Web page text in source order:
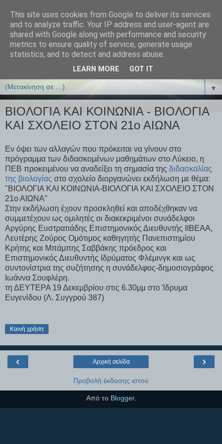
ΒΙΟΛΟΓΙΑonline.gr
Online Μαθήματα Βιολογίας
▼
ΒΙΟΛΟΓΙΑ ΚΑΙ ΚΟΙΝΩΝΙΑ - ΒΙΟΛΟΓΙΑ
ΚΑΙ ΣΧΟΛΕΙΟ ΣΤΟΝ 21ο ΑΙΩΝΑ
Εν όψει των αλλαγών που πρόκειται να γίνουν στο
πρόγραμμα των διδασκομένων μαθημάτων στο Λύκειο, η
ΠΕΒ προκειμένου να αναδείξει τη σημασία της διδασκαλίας
της βιολογίας στο σχολείο διοργανώνει εκδήλωση με θέμα:
"ΒΙΟΛΟΓΙΑ ΚΑΙ ΚΟΙΝΩΝΙΑ-ΒΙΟΛΟΓΙΑ ΚΑΙ ΣΧΟΛΕΙΟ ΣΤΟΝ
21ο ΑΙΩΝΑ"
Στην εκδήλωση έχουν προσκληθεί και αποδέχθηκαν να
συμμετέχουν ως ομιλητές οι διακεκριμένοι συνάδελφοι
Αργύρης Ευστρατιάδης Επιστημονικός Διευθυντής ΙΙΒΕΑΑ,
Λευτέρης Ζούρος Ομότιμος καθηγητής Πανεπιστημίου
Κρήτης και Μπάμπης Σαββάκης πρόεδρος και
Επιστημονικός Διευθυντής Ιδρύματος Φλέμινγκ και ως
συντονίστρια της συζήτησης η συνάδελφος-δημοσιογράφος
Ιωάννα Σουφλέρη.
τη ΔΕΥΤΕΡΑ 19 Δεκεμβρίου στις 6.30μμ στο Ίδρυμα
Ευγενίδου (Λ. Συγγρού 387)
Κοινή χρήση
‹ ›
Αρχική σελίδα
Προβολή έκδοσης ιστού
Από το Blogger.
This site uses cookies from Google to deliver its services
and to analyze traffic. Your IP address and user-agent are
shared with Google along with performance and security
metrics to ensure quality of service, generate usage
statistics, and to detect and address abuse.
LEARN MORE GOT IT